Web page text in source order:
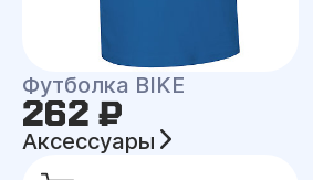
Футболка BIKE
262 ₽
Аксессуары